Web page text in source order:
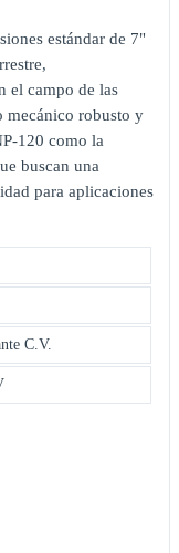
estándar de 7"
el campo de las
mecánico robusto y
120 como la
buscan una
para aplicaciones
C.V.